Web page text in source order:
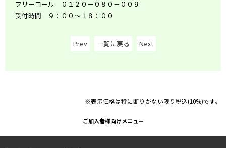
フリーコール ０１２０－０８０－００９
受付時間 ９：００～１８：００
Prev 一覧に戻る Next
※表示価格は特に断りがない限り税込(10%)です。
ご加入者様向けメニュー